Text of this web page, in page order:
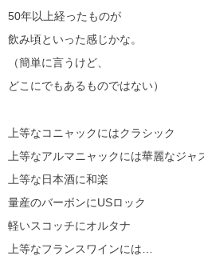
50年以上経ったものが
飲み頃といった感じかな。
（簡単に言うけど、
どこにでもあるものではない）
上等なコニャックにはクラシック
上等なアルマニャックには華麗なジャ
上等な日本酒に和楽
量産のバーボンにUSロック
軽いスコッチにオルタナ
上等なフランスワインには…